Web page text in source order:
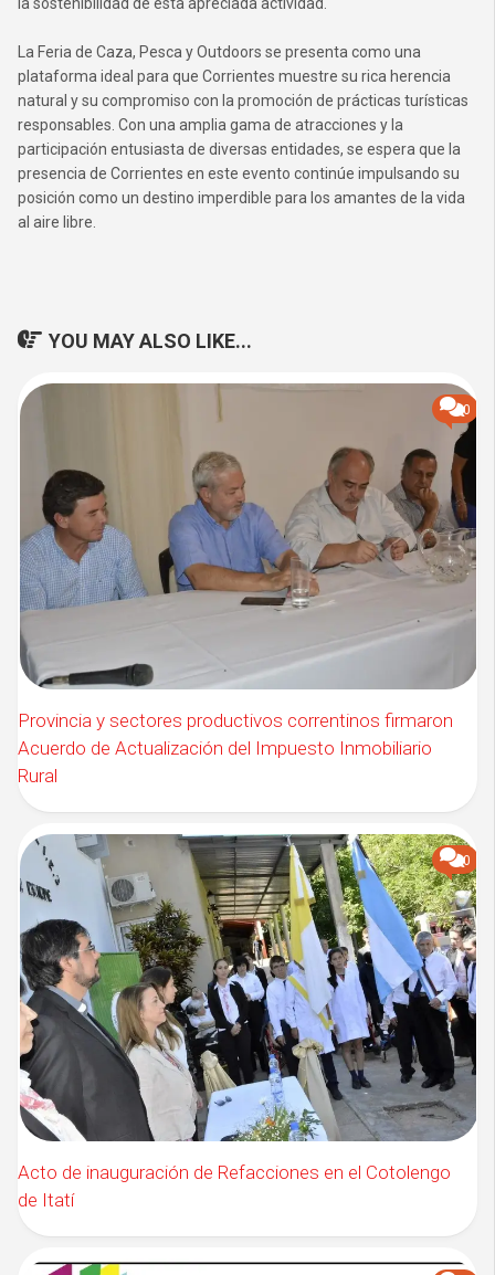
La Feria de Caza, Pesca y Outdoors se presenta como una
plataforma ideal para que Corrientes muestre su rica herencia
natural y su compromiso con la promoción de prácticas turísticas
responsables. Con una amplia gama de atracciones y la
participación entusiasta de diversas entidades, se espera que la
presencia de Corrientes en este evento continúe impulsando su
posición como un destino imperdible para los amantes de la vida
al aire libre.
YOU MAY ALSO LIKE...
0
Provincia y sectores productivos correntinos firmaron
Acuerdo de Actualización del Impuesto Inmobiliario
Rural
0
Acto de inauguración de Refacciones en el Cotolengo
de Itatí